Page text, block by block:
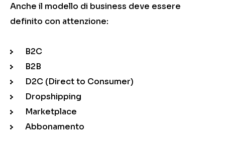
Anche il modello di business deve essere
definito con attenzione:
B2C
B2B
D2C (Direct to Consumer)
Dropshipping
Marketplace
Abbonamento